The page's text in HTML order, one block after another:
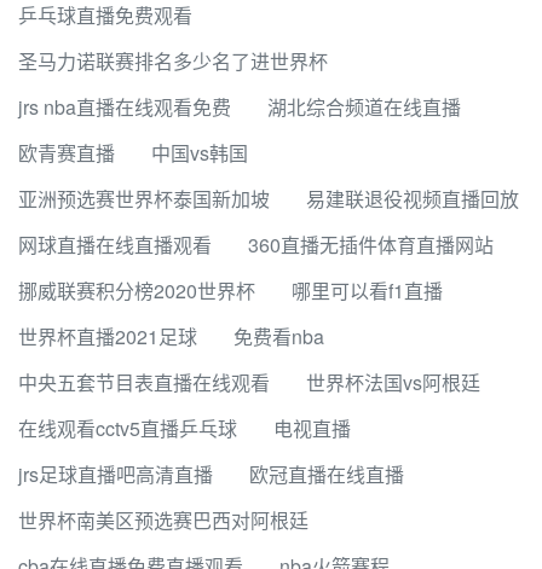
乒乓球直播免费观看
圣马力诺联赛排名多少名了进世界杯
jrs nba直播在线观看免费
湖北综合频道在线直播
欧青赛直播
中国vs韩国
亚洲预选赛世界杯泰国新加坡
易建联退役视频直播回放
网球直播在线直播观看
360直播无插件体育直播网站
挪威联赛积分榜2020世界杯
哪里可以看f1直播
世界杯直播2021足球
免费看nba
中央五套节目表直播在线观看
世界杯法国vs阿根廷
在线观看cctv5直播乒乓球
电视直播
jrs足球直播吧高清直播
欧冠直播在线直播
世界杯南美区预选赛巴西对阿根廷